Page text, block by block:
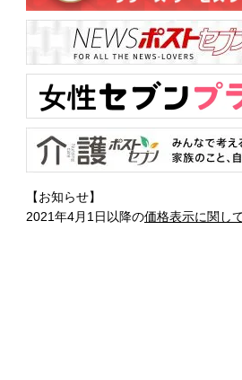
【お知らせ】
2021年4月1日以降の価格表示に関し